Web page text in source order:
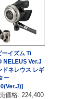
ーイズム Ti
NELEUS Ver.J
ドネレウス レギ
ー
価格: 224,400